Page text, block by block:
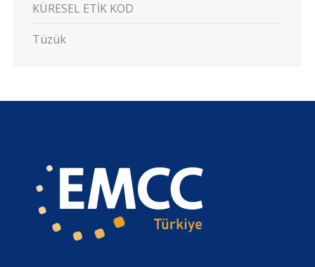
KÜRESEL ETİK KOD
Tüzük